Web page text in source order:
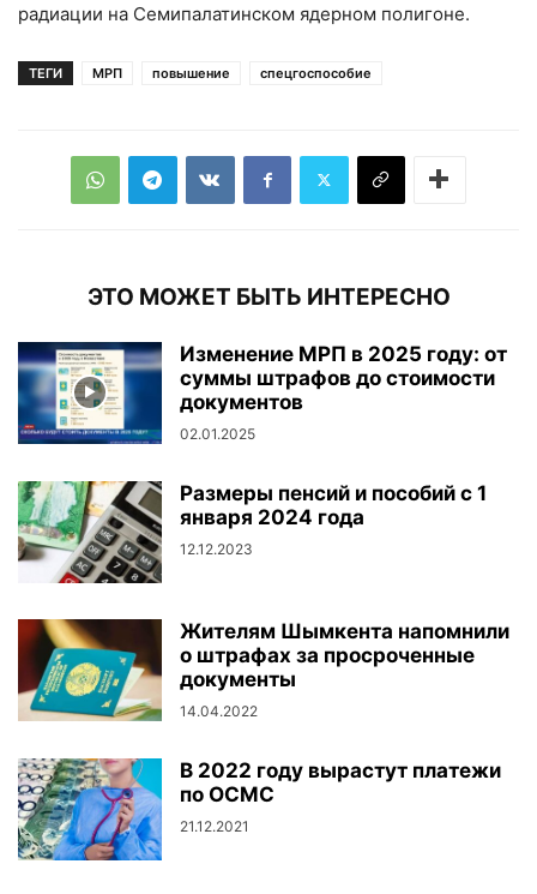
радиации на Семипалатинском ядерном полигоне.
ТЕГИ МРП повышение спецгоспособие
ЭТО МОЖЕТ БЫТЬ ИНТЕРЕСНО
Изменение МРП в 2025 году: от
суммы штрафов до стоимости
документов
02.01.2025
Размеры пенсий и пособий с 1
января 2024 года
12.12.2023
Жителям Шымкента напомнили
о штрафах за просроченные
документы
14.04.2022
В 2022 году вырастут платежи
по ОСМС
21.12.2021